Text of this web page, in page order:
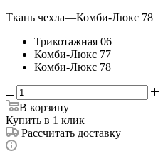
Ткань чехла—Комби-Люкс 78
Трикотажная 06
Комби-Люкс 77
Комби-Люкс 78
В корзину
Купить в 1 клик
Рассчитать доставку